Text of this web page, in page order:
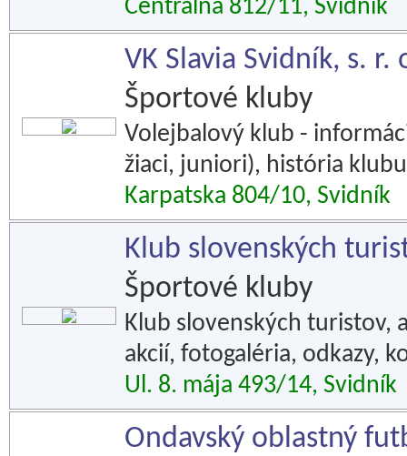
Centrálna 812/11, Svidník
VK Slavia Svidník, s.
Športové kluby
Volejbalový klub -
žiaci, juniori), história
Karpatska 804/10, Svidník
Klub slovenských
Športové kluby
Klub slovenských turistov,
akcií, fotogaléria, odkazy,
Ul. 8. mája 493/14, Svidník
Ondavský oblastný